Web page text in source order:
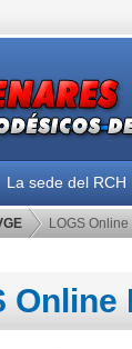
La sede del RCH
LOGS Online
Online